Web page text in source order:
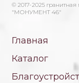
© 2017-2025 гранитная
"МОНУМЕНТ 46"
Главная
Каталог